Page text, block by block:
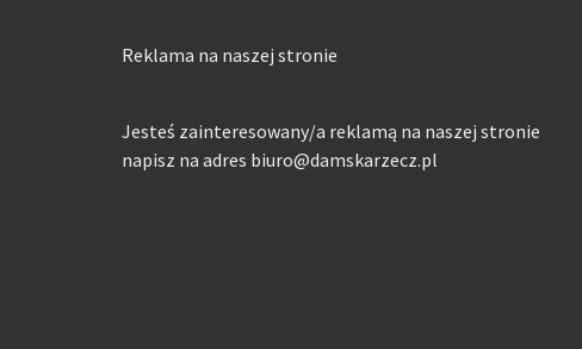
Reklama na naszej stronie
Jesteś zainteresowany/a reklamą na naszej stronie
napisz na adres biuro@damskarzecz.pl